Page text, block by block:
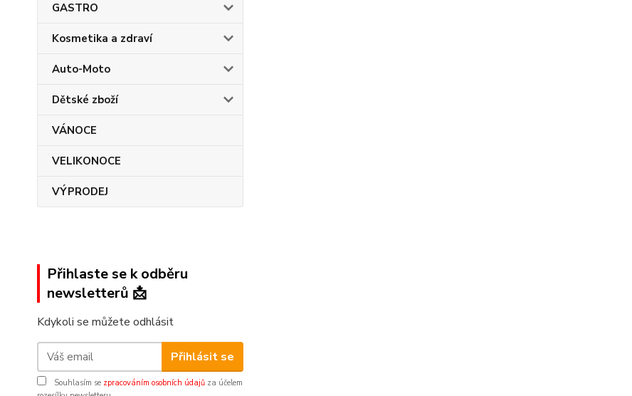
GASTRO
Kosmetika a zdraví
Auto-Moto
Dětské zboží
VÁNOCE
VELIKONOCE
VÝPRODEJ
Přihlaste se k odběru
newsletterů 📩
Kdykoli se můžete odhlásit
Přihlásit se
Souhlasím se zpracováním osobních údajů za účelem